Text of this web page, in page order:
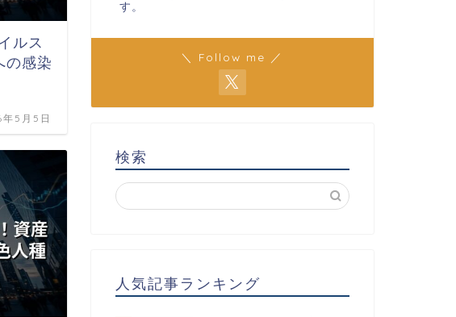
ルス
の感染
5月5日
す。
＼ Follow me ／
検索
人気記事ランキング